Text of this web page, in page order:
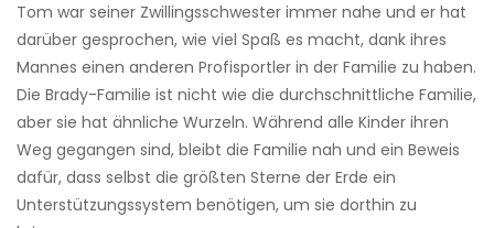
Tom war seiner Zwillingsschwester immer nahe und er hat
darüber gesprochen, wie viel Spaß es macht, dank ihres
Mannes einen anderen Profisportler in der Familie zu haben.
Die Brady-Familie ist nicht wie die durchschnittliche Familie,
aber sie hat ähnliche Wurzeln. Während alle Kinder ihren
Weg gegangen sind, bleibt die Familie nah und ein Beweis
dafür, dass selbst die größten Sterne der Erde ein
Unterstützungssystem benötigen, um sie dorthin zu